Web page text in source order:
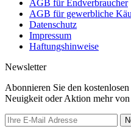
AGB für Endverbraucher
AGB für gewerbliche
Datenschutz
Impressum
Haftungshinweise
Newsletter
Abonnieren Sie den
Neuigkeit oder Aktion mehr